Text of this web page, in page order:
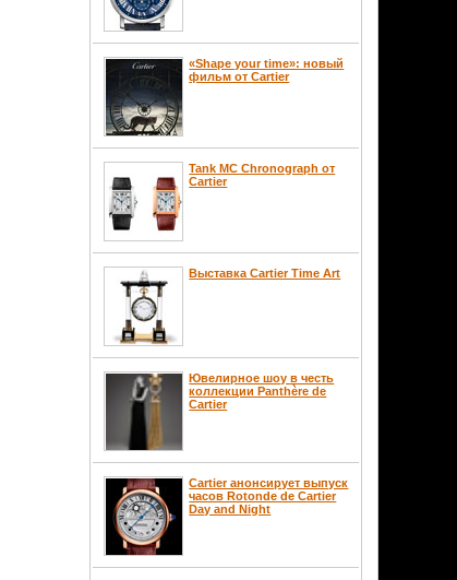
«Shape your time»: новый
фильм от Cartier
Tank MC Chronograph от
Cartier
Выставка Cartier Time Art
Ювелирное шоу в честь
коллекции Panthère de
Cartier
Cartier анонсирует выпуск
часов Rotonde de Cartier
Day and Night